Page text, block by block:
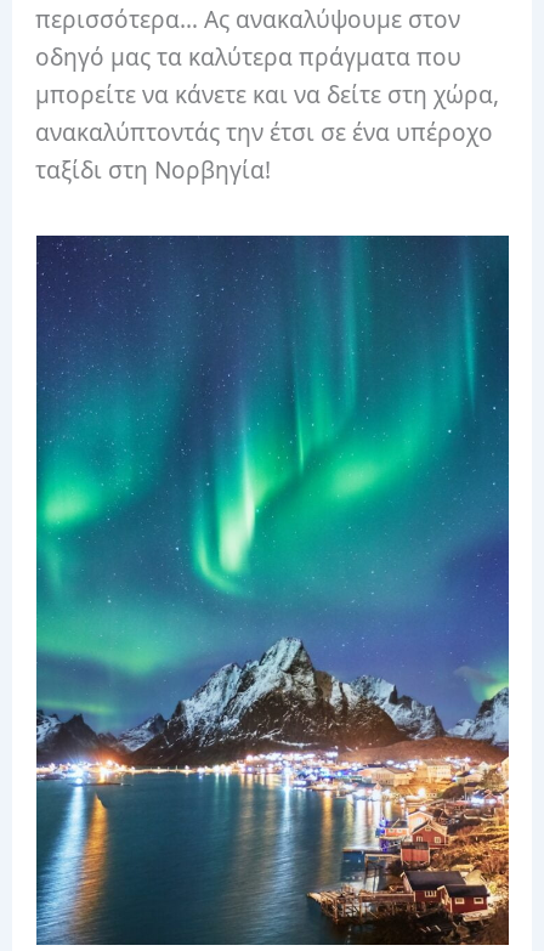
περισσότερα… Ας ανακαλύψουμε στον
οδηγό μας τα καλύτερα πράγματα που
μπορείτε να κάνετε και να δείτε στη χώρα,
ανακαλύπτοντάς την έτσι σε ένα υπέροχο
ταξίδι στη Νορβηγία!